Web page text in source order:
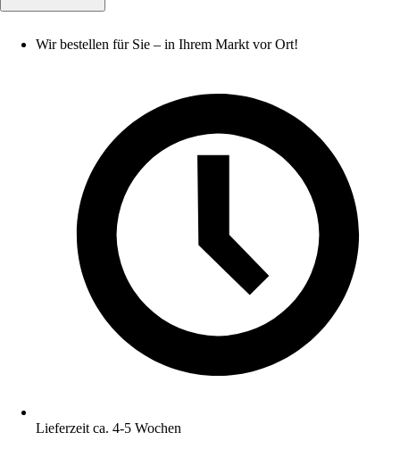
Wir bestellen für Sie – in Ihrem Markt vor Ort!
Lieferzeit ca. 4-5 Wochen